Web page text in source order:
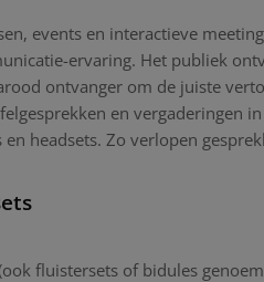
events en interactieve
ervaring. Het publiek
ontvanger om de juiste
en vergaderingen
headsets. Zo verlopen
fluistersets of bidules